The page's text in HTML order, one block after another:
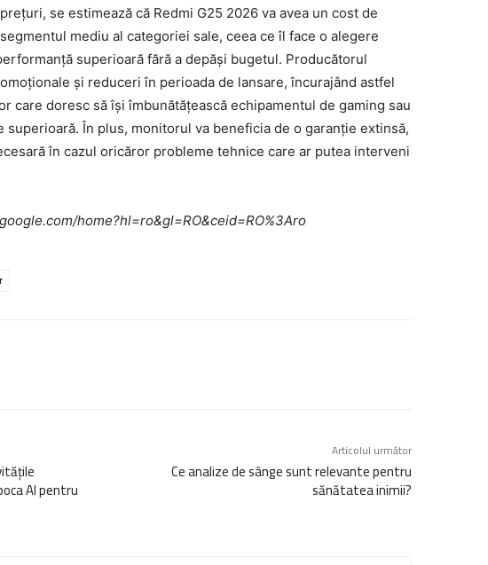
se estimează că Redmi G25 2026 va avea un cost de
mediu al categoriei sale, ceea ce îl face o alegere
superioară fără a depăși bugetul. Producătorul
și reduceri în perioada de lansare, încurajând astfel
care doresc să își îmbunătățească echipamentul de gaming sau
În plus, monitorul va beneficia de o garanție extinsă,
în cazul oricăror probleme tehnice care ar putea interveni
home?hl=ro&gl=RO&ceid=RO%3Aro
AI pentru
Articolul următor
Ce analize de sânge sunt relevante pentru
sănătatea inimii?